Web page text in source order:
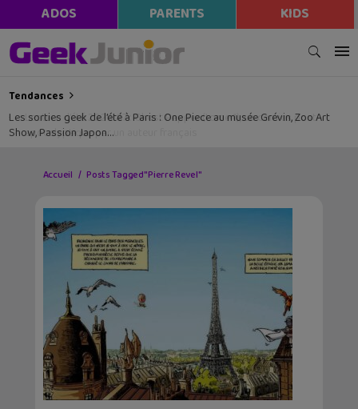
ADOS PARENTS KIDS
Tendances
Les sorties geek de l’été à Paris : One Piece au musée Grévin, Zoo Art
Show, Passion Japon…
Accueil Posts Tagged "Pierre Revel"